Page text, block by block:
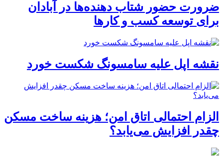
ضرورت حضور شتاب ‌دهنده‌ها در آبادان
برای توسعه کسب‌ و کارها
نقشه اپل علیه سامسونگ شکست خورد
الزام احتمالی اتاق امن؛ هزینه ساخت مسکن
چقدر افزایش می‌یابد؟